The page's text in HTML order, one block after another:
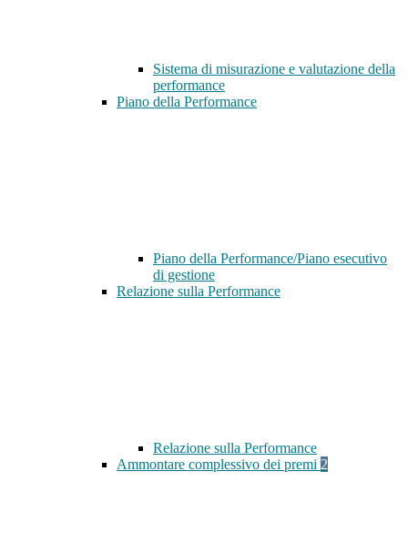
Sistema di misurazione e valutazione della
performance
Piano della Performance
Piano della Performance/Piano esecutivo
di gestione
Relazione sulla Performance
Relazione sulla Performance
Ammontare complessivo dei premi 2